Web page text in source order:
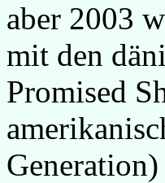
aber 2003
mit den
Promised